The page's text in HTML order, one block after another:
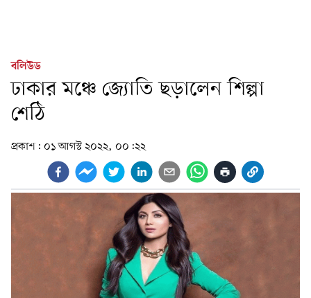
বলিউড
ঢাকার মঞ্চে জ্যোতি ছড়ালেন শিল্পা
শেঠি
প্রকাশ: ০১ আগস্ট ২০২২, ০০:২২